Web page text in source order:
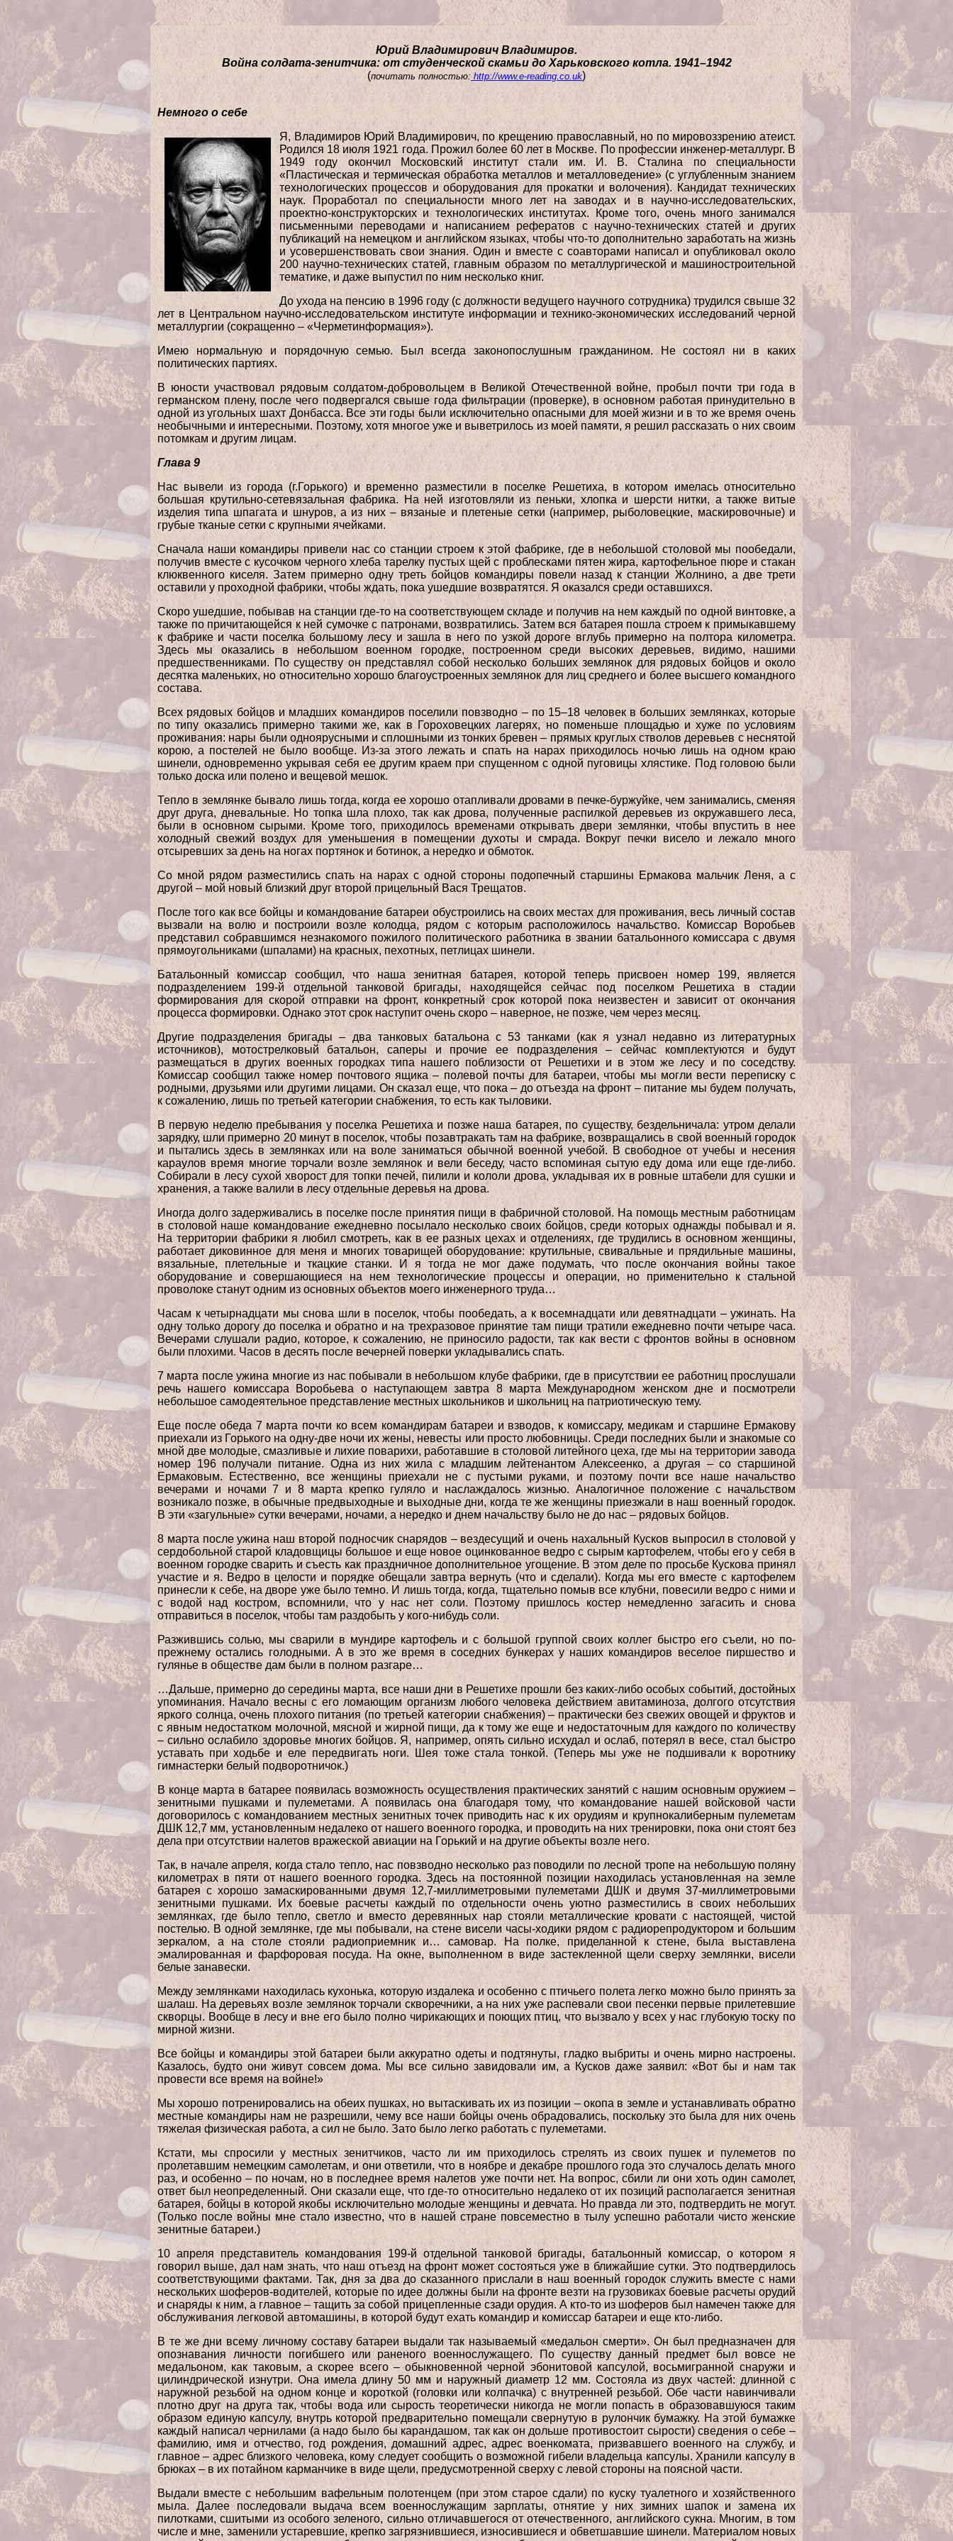
Юрий Владимирович Владимиров.
Война солдата-зенитчика: от студенческой скамьи до Харьковского котла. 1941–1942
(почитать полностью: http://www.e-reading.co.uk)
Немного о себе
Я, Владимиров Юрий Владимирович, по крещению православный, но по мировоззрению атеист.
Родился 18 июля 1921 года. Прожил более 60 лет в Москве. По профессии инженер-металлург. В
1949 году окончил Московский институт стали им. И. В. Сталина по специальности
«Пластическая и термическая обработка металлов и металловедение» (с углубленным знанием
технологических процессов и оборудования для прокатки и волочения). Кандидат технических
наук. Проработал по специальности много лет на заводах и в научно-исследовательских,
проектно-конструкторских и технологических институтах. Кроме того, очень много занимался
письменными переводами и написанием рефератов с научно-технических статей и других
публикаций на немецком и английском языках, чтобы что-то дополнительно заработать на жизнь
и усовершенствовать свои знания. Один и вместе с соавторами написал и опубликовал около
200 научно-технических статей, главным образом по металлургической и машиностроительной
тематике, и даже выпустил по ним несколько книг.
До ухода на пенсию в 1996 году (с должности ведущего научного сотрудника) трудился свыше 32
лет в Центральном научно-исследовательском институте информации и технико-экономических исследований черной
металлургии (сокращенно – «Черметинформация»).
Имею нормальную и порядочную семью. Был всегда законопослушным гражданином. Не состоял ни в каких
политических партиях.
В юности участвовал рядовым солдатом-добровольцем в Великой Отечественной войне, пробыл почти три года в
германском плену, после чего подвергался свыше года фильтрации (проверке), в основном работая принудительно в
одной из угольных шахт Донбасса. Все эти годы были исключительно опасными для моей жизни и в то же время очень
необычными и интересными. Поэтому, хотя многое уже и выветрилось из моей памяти, я решил рассказать о них своим
потомкам и другим лицам.
Глава 9
Нас вывели из города (г.Горького) и временно разместили в поселке Решетиха, в котором имелась относительно
большая крутильно-сетевязальная фабрика. На ней изготовляли из пеньки, хлопка и шерсти нитки, а также витые
изделия типа шпагата и шнуров, а из них – вязаные и плетеные сетки (например, рыболовецкие, маскировочные) и
грубые тканые сетки с крупными ячейками.
Сначала наши командиры привели нас со станции строем к этой фабрике, где в небольшой столовой мы пообедали,
получив вместе с кусочком черного хлеба тарелку пустых щей с проблесками пятен жира, картофельное пюре и стакан
клюквенного киселя. Затем примерно одну треть бойцов командиры повели назад к станции Жолнино, а две трети
оставили у проходной фабрики, чтобы ждать, пока ушедшие возвратятся. Я оказался среди оставшихся.
Скоро ушедшие, побывав на станции где-то на соответствующем складе и получив на нем каждый по одной винтовке, а
также по причитающейся к ней сумочке с патронами, возвратились. Затем вся батарея пошла строем к примыкавшему
к фабрике и части поселка большому лесу и зашла в него по узкой дороге вглубь примерно на полтора километра.
Здесь мы оказались в небольшом военном городке, построенном среди высоких деревьев, видимо, нашими
предшественниками. По существу он представлял собой несколько больших землянок для рядовых бойцов и около
десятка маленьких, но относительно хорошо благоустроенных землянок для лиц среднего и более высшего командного
состава.
Всех рядовых бойцов и младших командиров поселили повзводно – по 15–18 человек в больших землянках, которые
по типу оказались примерно такими же, как в Гороховецких лагерях, но поменьше площадью и хуже по условиям
проживания: нары были одноярусными и сплошными из тонких бревен – прямых круглых стволов деревьев с неснятой
корою, а постелей не было вообще. Из-за этого лежать и спать на нарах приходилось ночью лишь на одном краю
шинели, одновременно укрывая себя ее другим краем при спущенном с одной пуговицы хлястике. Под головою были
только доска или полено и вещевой мешок.
Тепло в землянке бывало лишь тогда, когда ее хорошо отапливали дровами в печке-буржуйке, чем занимались, сменяя
друг друга, дневальные. Но топка шла плохо, так как дрова, полученные распилкой деревьев из окружавшего леса,
были в основном сырыми. Кроме того, приходилось временами открывать двери землянки, чтобы впустить в нее
холодный свежий воздух для уменьшения в помещении духоты и смрада. Вокруг печки висело и лежало много
отсыревших за день на ногах портянок и ботинок, а нередко и обмоток.
Со мной рядом разместились спать на нарах с одной стороны подопечный старшины Ермакова мальчик Леня, а с
другой – мой новый близкий друг второй прицельный Вася Трещатов.
После того как все бойцы и командование батареи обустроились на своих местах для проживания, весь личный состав
вызвали на волю и построили возле колодца, рядом с которым расположилось начальство. Комиссар Воробьев
представил собравшимся незнакомого пожилого политического работника в звании батальонного комиссара с двумя
прямоугольниками (шпалами) на красных, пехотных, петлицах шинели.
Батальонный комиссар сообщил, что наша зенитная батарея, которой теперь присвоен номер 199, является
подразделением 199-й отдельной танковой бригады, находящейся сейчас под поселком Решетиха в стадии
формирования для скорой отправки на фронт, конкретный срок которой пока неизвестен и зависит от окончания
процесса формировки. Однако этот срок наступит очень скоро – наверное, не позже, чем через месяц.
Другие подразделения бригады – два танковых батальона с 53 танками (как я узнал недавно из литературных
источников), мотострелковый батальон, саперы и прочие ее подразделения – сейчас комплектуются и будут
размещаться в других военных городках типа нашего поблизости от Решетихи и в этом же лесу и по соседству.
Комиссар сообщил также номер почтового ящика – полевой почты для батареи, чтобы мы могли вести переписку с
родными, друзьями или другими лицами. Он сказал еще, что пока – до отъезда на фронт – питание мы будем получать,
к сожалению, лишь по третьей категории снабжения, то есть как тыловики.
В первую неделю пребывания у поселка Решетиха и позже наша батарея, по существу, бездельничала: утром делали
зарядку, шли примерно 20 минут в поселок, чтобы позавтракать там на фабрике, возвращались в свой военный городок
и пытались здесь в землянках или на воле заниматься обычной военной учебой. В свободное от учебы и несения
караулов время многие торчали возле землянок и вели беседу, часто вспоминая сытую еду дома или еще где-либо.
Собирали в лесу сухой хворост для топки печей, пилили и кололи дрова, укладывая их в ровные штабели для сушки и
хранения, а также валили в лесу отдельные деревья на дрова.
Иногда долго задерживались в поселке после принятия пищи в фабричной столовой. На помощь местным работницам
в столовой наше командование ежедневно посылало несколько своих бойцов, среди которых однажды побывал и я.
На территории фабрики я любил смотреть, как в ее разных цехах и отделениях, где трудились в основном женщины,
работает диковинное для меня и многих товарищей оборудование: крутильные, свивальные и прядильные машины,
вязальные, плетельные и ткацкие станки. И я тогда не мог даже подумать, что после окончания войны такое
оборудование и совершающиеся на нем технологические процессы и операции, но применительно к стальной
проволоке станут одним из основных объектов моего инженерного труда…
Часам к четырнадцати мы снова шли в поселок, чтобы пообедать, а к восемнадцати или девятнадцати – ужинать. На
одну только дорогу до поселка и обратно и на трехразовое принятие там пищи тратили ежедневно почти четыре часа.
Вечерами слушали радио, которое, к сожалению, не приносило радости, так как вести с фронтов войны в основном
были плохими. Часов в десять после вечерней поверки укладывались спать.
7 марта после ужина многие из нас побывали в небольшом клубе фабрики, где в присутствии ее работниц прослушали
речь нашего комиссара Воробьева о наступающем завтра 8 марта Международном женском дне и посмотрели
небольшое самодеятельное представление местных школьников и школьниц на патриотическую тему.
Еще после обеда 7 марта почти ко всем командирам батареи и взводов, к комиссару, медикам и старшине Ермакову
приехали из Горького на одну-две ночи их жены, невесты или просто любовницы. Среди последних были и знакомые со
мной две молодые, смазливые и лихие поварихи, работавшие в столовой литейного цеха, где мы на территории завода
номер 196 получали питание. Одна из них жила с младшим лейтенантом Алексеенко, а другая – со старшиной
Ермаковым. Естественно, все женщины приехали не с пустыми руками, и поэтому почти все наше начальство
вечерами и ночами 7 и 8 марта крепко гуляло и наслаждалось жизнью. Аналогичное положение с начальством
возникало позже, в обычные предвыходные и выходные дни, когда те же женщины приезжали в наш военный городок.
В эти «загульные» сутки вечерами, ночами, а нередко и днем начальству было не до нас – рядовых бойцов.
8 марта после ужина наш второй подносчик снарядов – вездесущий и очень нахальный Кусков выпросил в столовой у
сердобольной старой кладовщицы большое и еще новое оцинкованное ведро с сырым картофелем, чтобы его у себя в
военном городке сварить и съесть как праздничное дополнительное угощение. В этом деле по просьбе Кускова принял
участие и я. Ведро в целости и порядке обещали завтра вернуть (что и сделали). Когда мы его вместе с картофелем
принесли к себе, на дворе уже было темно. И лишь тогда, когда, тщательно помыв все клубни, повесили ведро с ними и
с водой над костром, вспомнили, что у нас нет соли. Поэтому пришлось костер немедленно загасить и снова
отправиться в поселок, чтобы там раздобыть у кого-нибудь соли.
Разжившись солью, мы сварили в мундире картофель и с большой группой своих коллег быстро его съели, но по-
прежнему остались голодными. А в это же время в соседних бункерах у наших командиров веселое пиршество и
гулянье в обществе дам были в полном разгаре…
…Дальше, примерно до середины марта, все наши дни в Решетихе прошли без каких-либо особых событий, достойных
упоминания. Начало весны с его ломающим организм любого человека действием авитаминоза, долгого отсутствия
яркого солнца, очень плохого питания (по третьей категории снабжения) – практически без свежих овощей и фруктов и
с явным недостатком молочной, мясной и жирной пищи, да к тому же еще и недостаточным для каждого по количеству
– сильно ослабило здоровье многих бойцов. Я, например, опять сильно исхудал и ослаб, потерял в весе, стал быстро
уставать при ходьбе и еле передвигать ноги. Шея тоже стала тонкой. (Теперь мы уже не подшивали к воротнику
гимнастерки белый подворотничок.)
В конце марта в батарее появилась возможность осуществления практических занятий с нашим основным оружием –
зенитными пушками и пулеметами. А появилась она благодаря тому, что командование нашей войсковой части
договорилось с командованием местных зенитных точек приводить нас к их орудиям и крупнокалиберным пулеметам
ДШК 12,7 мм, установленным недалеко от нашего военного городка, и проводить на них тренировки, пока они стоят без
дела при отсутствии налетов вражеской авиации на Горький и на другие объекты возле него.
Так, в начале апреля, когда стало тепло, нас повзводно несколько раз поводили по лесной тропе на небольшую поляну
километрах в пяти от нашего военного городка. Здесь на постоянной позиции находилась установленная на земле
батарея с хорошо замаскированными двумя 12,7-миллиметровыми пулеметами ДШК и двумя 37-миллиметровыми
зенитными пушками. Их боевые расчеты каждый по отдельности очень уютно разместились в своих небольших
землянках, где было тепло, светло и вместо деревянных нар стояли металлические кровати с настоящей, чистой
постелью. В одной землянке, где мы побывали, на стене висели часы-ходики рядом с радиорепродуктором и большим
зеркалом, а на столе стояли радиоприемник и… самовар. На полке, приделанной к стене, была выставлена
эмалированная и фарфоровая посуда. На окне, выполненном в виде застекленной щели сверху землянки, висели
белые занавески.
Между землянками находилась кухонька, которую издалека и особенно с птичьего полета легко можно было принять за
шалаш. На деревьях возле землянок торчали скворечники, а на них уже распевали свои песенки первые прилетевшие
скворцы. Вообще в лесу и вне его было полно чирикающих и поющих птиц, что вызвало у всех у нас глубокую тоску по
мирной жизни.
Все бойцы и командиры этой батареи были аккуратно одеты и подтянуты, гладко выбриты и очень мирно настроены.
Казалось, будто они живут совсем дома. Мы все сильно завидовали им, а Кусков даже заявил: «Вот бы и нам так
провести все время на войне!»
Мы хорошо потренировались на обеих пушках, но вытаскивать их из позиции – окопа в земле и устанавливать обратно
местные командиры нам не разрешили, чему все наши бойцы очень обрадовались, поскольку это была для них очень
тяжелая физическая работа, а сил не было. Зато было легко работать с пулеметами.
Кстати, мы спросили у местных зенитчиков, часто ли им приходилось стрелять из своих пушек и пулеметов по
пролетавшим немецким самолетам, и они ответили, что в ноябре и декабре прошлого года это случалось делать много
раз, и особенно – по ночам, но в последнее время налетов уже почти нет. На вопрос, сбили ли они хоть один самолет,
ответ был неопределенный. Они сказали еще, что где-то относительно недалеко от их позиций располагается зенитная
батарея, бойцы в которой якобы исключительно молодые женщины и девчата. Но правда ли это, подтвердить не могут.
(Только после войны мне стало известно, что в нашей стране повсеместно в тылу успешно работали чисто женские
зенитные батареи.)
10 апреля представитель командования 199-й отдельной танковой бригады, батальонный комиссар, о котором я
говорил выше, дал нам знать, что наш отъезд на фронт может состояться уже в ближайшие сутки. Это подтвердилось
соответствующими фактами. Так, дня за два до сказанного прислали в наш военный городок служить вместе с нами
нескольких шоферов-водителей, которые по идее должны были на фронте везти на грузовиках боевые расчеты орудий
и снаряды к ним, а главное – тащить за собой прицепленные сзади орудия. А кто-то из шоферов был намечен также для
обслуживания легковой автомашины, в которой будут ехать командир и комиссар батареи и еще кто-либо.
В те же дни всему личному составу батареи выдали так называемый «медальон смерти». Он был предназначен для
опознавания личности погибшего или раненого военнослужащего. По существу данный предмет был вовсе не
медальоном, как таковым, а скорее всего – обыкновенной черной эбонитовой капсулой, восьмигранной снаружи и
цилиндрической изнутри. Она имела длину 50 мм и наружный диаметр 12 мм. Состояла из двух частей: длинной с
наружной резьбой на одном конце и короткой (головки или колпачка) с внутренней резьбой. Обе части навинчивали
плотно друг на друга так, чтобы вода или сырость теоретически никогда не могли попасть в образовавшуюся таким
образом единую капсулу, внутрь которой предварительно помещали свернутую в рулончик бумажку. На этой бумажке
каждый написал чернилами (а надо было бы карандашом, так как он дольше противостоит сырости) сведения о себе –
фамилию, имя и отчество, год рождения, домашний адрес, адрес военкомата, призвавшего военного на службу, и
главное – адрес близкого человека, кому следует сообщить о возможной гибели владельца капсулы. Хранили капсулу в
брюках – в их потайном карманчике в виде щели, предусмотренной сверху с левой стороны на поясной части.
Выдали вместе с небольшим вафельным полотенцем (при этом старое сдали) по куску туалетного и хозяйственного
мыла. Далее последовали выдача всем военнослужащим зарплаты, отнятие у них зимних шапок и замена их
пилотками, сшитыми из особого зеленого, сильно отличавшегося от отечественного, английского сукна. Многим, в том
числе и мне, заменили устаревшие, крепко загрязнившиеся, износившиеся и обветшавшие шинели. Материалом новых